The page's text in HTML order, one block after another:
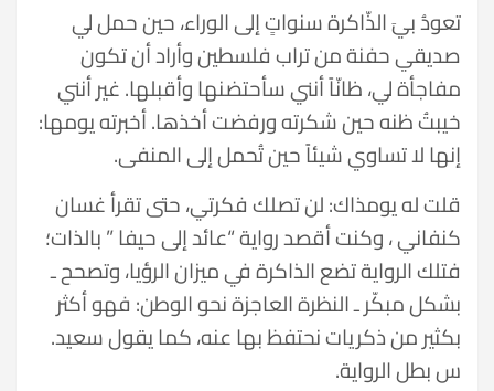
تعودُ بيَ الذّاكرة سنواتٍ إلى الوراء، حين حمل لي
صديقي حفنة من تراب فلسطين وأراد أن تكون
مفاجأة لي، ظانّاً أنني سأحتضنها وأقبلها. غير أنني
خيبتُ ظنه حين شكرته ورفضت أخذها. أخبرته يومها:
إنها لا تساوي شيئاً حين تُحمل إلى المنفى.
قلت له يومذاك: لن تصلك فكرتي، حتى تقرأ غسان
كنفاني ، وكنت أقصد رواية “عائد إلى حيفا ” بالذات؛
فتلك الرواية تضع الذاكرة في ميزان الرؤيا، وتصحح ـ
بشكل مبكّر ـ النظرة العاجزة نحو الوطن: فهو أكثر
بكثير من ذكريات نحتفظ بها عنه، كما يقول سعيد.
س بطل الرواية.